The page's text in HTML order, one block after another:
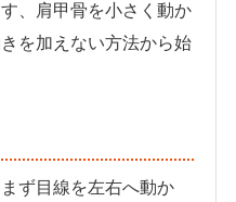
、肩甲骨を小さく動か
を加えない方法から始
ず目線を左右へ動か